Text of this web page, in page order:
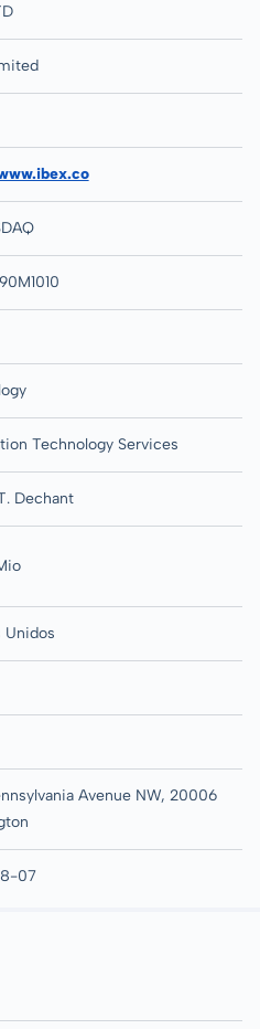
Technology Services
Dechant
Unidos
Avenue NW, 20006
07